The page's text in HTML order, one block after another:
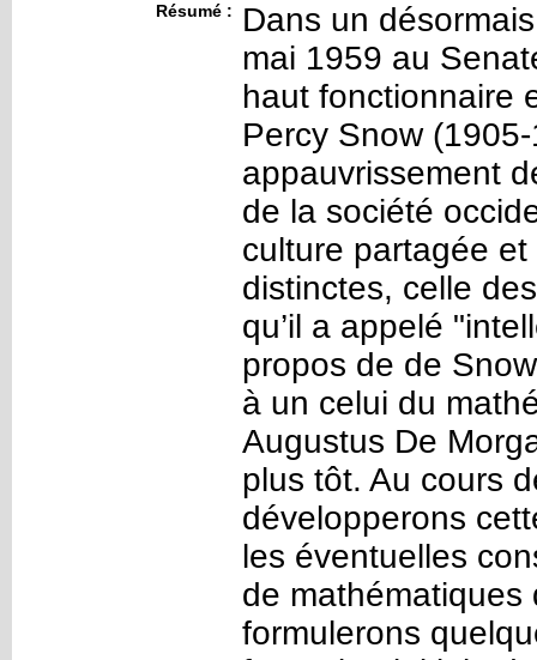
Résumé :
Dans un
mai 1959 au
haut fonctionnaire
Percy Snow
appauvrissement
de la société
culture partagée et
distinctes, celle
qu’il a appelé
propos de de
à un celui du
Augustus De
plus tôt. Au cours
développerons
les éventuelles
de
formulerons